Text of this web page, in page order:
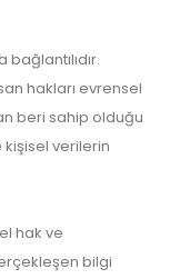
hakları evrensel
beri sahip olduğu
kişisel verilerin
hak ve
bilgi